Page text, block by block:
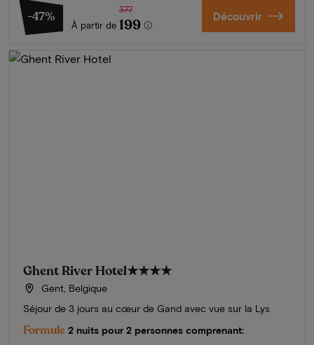
-47%
À partir de
377
199 Découvrir
Ghent River Hotel★★★★
Gent, Belgique
Séjour de 3 jours au cœur de Gand avec vue sur la Lys
Formule 2 nuits pour 2 personnes comprenant: